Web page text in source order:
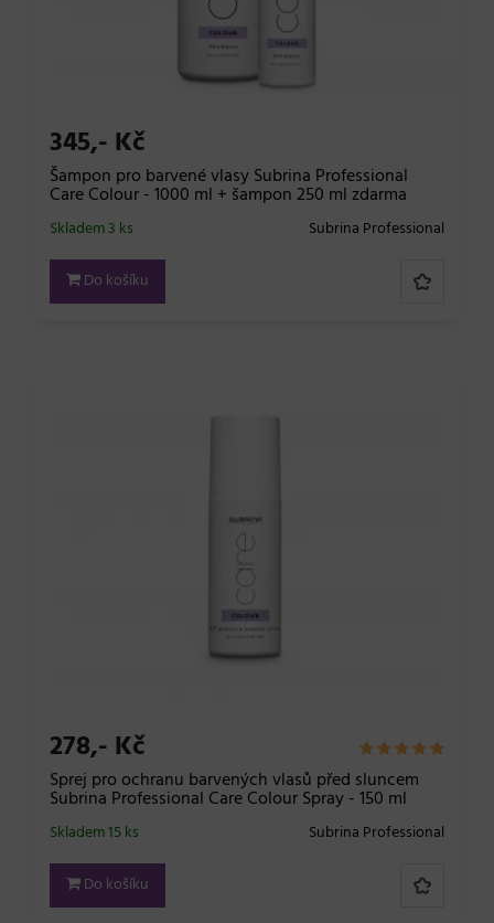
345,- Kč
Šampon pro barvené vlasy Subrina Professional
Care Colour - 1000 ml + šampon 250 ml zdarma
Subrina Professional
Skladem 3 ks
Do košíku
278,- Kč
Sprej pro ochranu barvených vlasů před sluncem
Subrina Professional Care Colour Spray - 150 ml
Subrina Professional
Skladem 15 ks
Do košíku